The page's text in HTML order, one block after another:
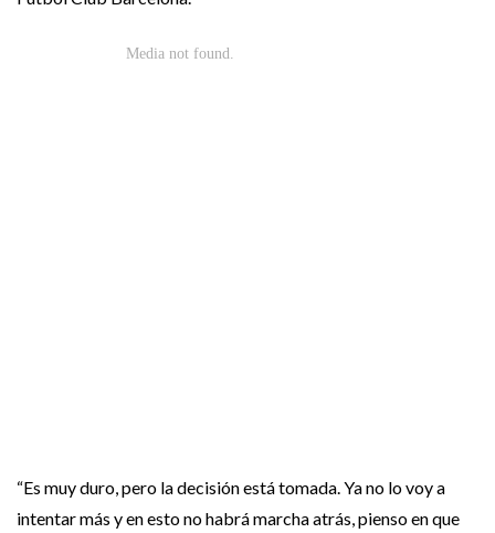
“Es muy duro, pero la decisión está tomada. Ya no lo voy a
intentar más y en esto no habrá marcha atrás, pienso en que